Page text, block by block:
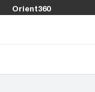
Orient360